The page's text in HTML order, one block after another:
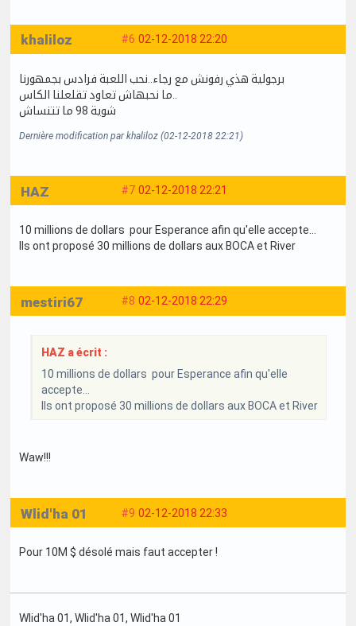
#6 02-12-2018 22:20
khaliloz
برجولية هذي رفونش مع رجاء..نحب اللعبة فرادس بجمهورنا
شوية 98 ما تتنساش
Dernière modification par khaliloz (02-12-2018 22:21)
#7 02-12-2018 22:21
HAZ
10 millions de dollars pour Esperance afin qu'elle accepte...
Ils ont proposé 30 millions de dollars aux BOCA et River
#8 02-12-2018 22:29
mestiri67
HAZ a écrit :
10 millions de dollars pour Esperance afin qu'elle
accepte...
Ils ont proposé 30 millions de dollars aux BOCA et River
Waw!!!
#9 02-12-2018 22:33
Wlid'ha 01
Pour 10M $ désolé mais faut accepter !
Wlid'ha 01, Wlid'ha 01, Wlid'ha 01